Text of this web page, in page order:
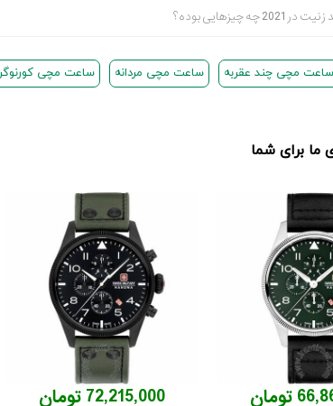
بوده؟
ساعت مچی چند عقربه ساعت مچی مردانه ساعت مچی
ما برای شما
72,215,000 تومان تومان